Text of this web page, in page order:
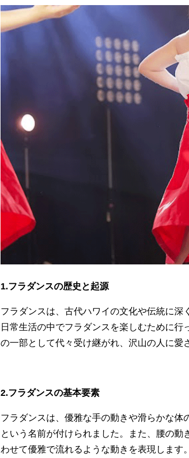
1.フラダンスの歴史と起源
フラダンスは、古代ハワイの文化や伝統に
日常生活の中でフラダンスを楽しむために
の一部として代々受け継がれ、沢山の人に愛
2.フラダンスの基本要素
フラダンスは、優雅な手の動きや滑らかな体
という名前が付けられました。また、腰の
わせて優雅で流れるような動きを表現しま